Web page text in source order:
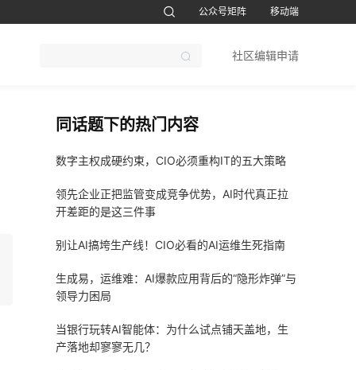
公众号矩阵
移动端
社区编辑申请
同话题下的热门内容
数字主权成硬约束，CIO必须重构IT的五大策略
领先企业正把监管变成竞争优势，AI时代真正拉
开差距的是这三件事
别让AI搞垮生产线！CIO必看的AI运维生死指南
生成易，运维难：AI爆款应用背后的“隐形炸弹”与
领导力困局
当银行玩转AI智能体：为什么试点铺天盖地，生
产落地却寥寥无几？